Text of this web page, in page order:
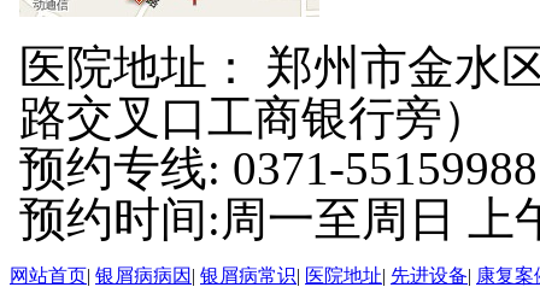
医院地址： 郑州市金水
路交叉口工商银行旁）
预约专线: 0371-55159988
预约时间:周一至周日 上
网站首页| 银屑病病因 | 银屑病常识| 医院地址| 先进设备| 康复案